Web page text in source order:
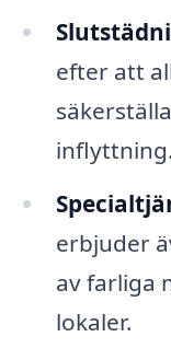
efter att
inflyttning.
erbjuder
av farliga
lokaler.